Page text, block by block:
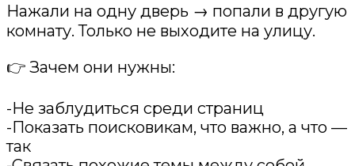
Нажали на одну дверь → попали в другую
комнату. Только не выходите на улицу.
👉 Зачем они нужны:
-Не заблудиться среди страниц
-Показать поисковикам, что важно, а что —
так